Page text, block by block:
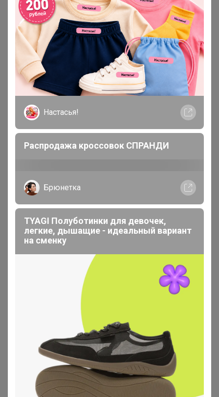
В теме "ПРОФЕССИОНАЛЬНАЯ ЗАБОТА О ВАШЕЙ
КРАСОТЕ"
5 мая, 2025 19:33
Lenochka8585
, Добрый вечер! Добавьте,
odiliya.ru/catalogs/nogti/apparatnyy_manikyur_i_pe...
iradka
Кандидат в магистры
В теме "T•A•O kids ШКОЛА предзаказ"
, добрый день! Подскажите, пожалуйста, по
предзаказу-мальчики, какие условия получения и
оплаты?
Настасья!
Распродажа кроссовок СПРАНДИ
Брюнетка
TYAGI Полуботинки для девочек,
легкие, дышащие - идеальный вариант
на сменку